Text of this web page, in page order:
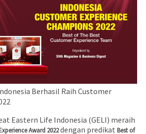
Berhasil Raih Customer
Eastern Life Indonesia (GELI) meraih
Award 2022dengan predikat Best of